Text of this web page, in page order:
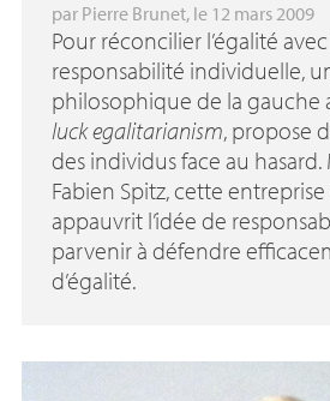
par Pierre Brunet, le 12 mars 2009
Pour réconcilier l’égalité
responsabilité individuelle,
philosophique de la gauche
luck egalitarianism, propose
des individus face au hasard.
Fabien Spitz, cette
appauvrit l’idée de
parvenir à défendre
d’égalité.